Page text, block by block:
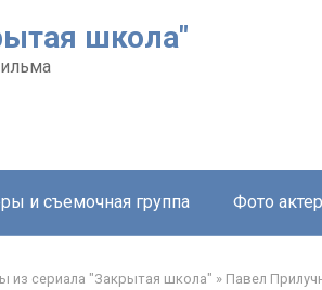
школа"
и съемочная группа Фото
из сериала "Закрытая школа" » Павел